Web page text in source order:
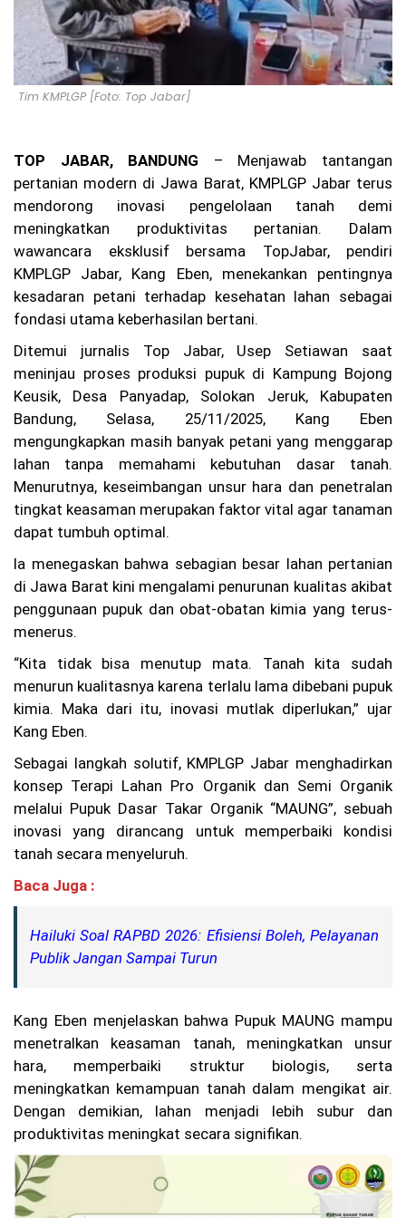
lre
st
ab
nd
nd
ak
of
es
io
l
da
n
Tr
an
ar
an
K
M
M
ut
ra
os
a
Te
ar
di
ra
M
ad
ur
a,
Se
nu
m
pa
ak
ua
Ko
rp
s
Su
SR
Tim KMPLGP [Foto: Top Jabar]
TOP JABAR, BANDUNG – Menjawab tantangan
pertanian modern di Jawa Barat, KMPLGP Jabar terus
mendorong inovasi pengelolaan tanah demi
meningkatkan produktivitas pertanian. Dalam
wawancara eksklusif bersama TopJabar, pendiri
KMPLGP Jabar, Kang Eben, menekankan pentingnya
kesadaran petani terhadap kesehatan lahan sebagai
fondasi utama keberhasilan bertani.
Ditemui jurnalis Top Jabar, Usep Setiawan saat
meninjau proses produksi pupuk di Kampung Bojong
Keusik, Desa Panyadap, Solokan Jeruk, Kabupaten
Bandung, Selasa, 25/11/2025, Kang Eben
mengungkapkan masih banyak petani yang menggarap
lahan tanpa memahami kebutuhan dasar tanah.
Menurutnya, keseimbangan unsur hara dan penetralan
tingkat keasaman merupakan faktor vital agar tanaman
dapat tumbuh optimal.
Ia menegaskan bahwa sebagian besar lahan pertanian
di Jawa Barat kini mengalami penurunan kualitas akibat
penggunaan pupuk dan obat-obatan kimia yang terus-
menerus.
“Kita tidak bisa menutup mata. Tanah kita sudah
menurun kualitasnya karena terlalu lama dibebani pupuk
kimia. Maka dari itu, inovasi mutlak diperlukan,” ujar
Kang Eben.
Sebagai langkah solutif, KMPLGP Jabar menghadirkan
konsep Terapi Lahan Pro Organik dan Semi Organik
melalui Pupuk Dasar Takar Organik “MAUNG”, sebuah
inovasi yang dirancang untuk memperbaiki kondisi
tanah secara menyeluruh.
Baca Juga :
Hailuki Soal RAPBD 2026: Efisiensi Boleh, Pelayanan
Publik Jangan Sampai Turun
Kang Eben menjelaskan bahwa Pupuk MAUNG mampu
menetralkan keasaman tanah, meningkatkan unsur
hara, memperbaiki struktur biologis, serta
meningkatkan kemampuan tanah dalam mengikat air.
Dengan demikian, lahan menjadi lebih subur dan
produktivitas meningkat secara signifikan.